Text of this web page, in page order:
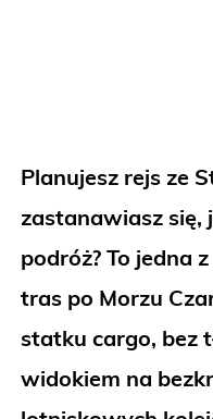
Planujesz rejs ze
zastanawiasz
podróż? To jedna
tras po Morzu
statku cargo, bez
widokiem na